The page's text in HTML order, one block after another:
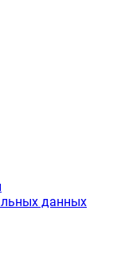
данных